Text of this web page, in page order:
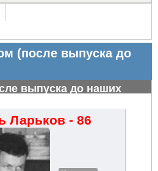
(после выпуска до
выпуска до наших
Ларьков - 86